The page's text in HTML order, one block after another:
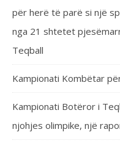
për herë të parë si një
nga 21 shtetet
Teqball
Kampionati Kombëtar
Kampionati Botëror i
njohjes olimpike, një